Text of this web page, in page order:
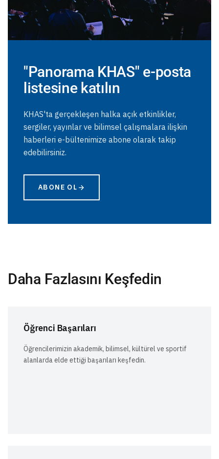
"Panorama KHAS" e-posta
listesine katılın
KHAS'ta gerçekleşen halka açık etkinlikler,
sergiler, yayınlar ve bilimsel çalışmalara ilişkin
haberleri e-bültenimize abone olarak takip
edebilirsiniz.
ABONE OL
Daha Fazlasını Keşfedin
Öğrenci Başarıları
Öğrencilerimizin akademik, bilimsel, kültürel ve sportif
alanlarda elde ettiği başarıları keşfedin.